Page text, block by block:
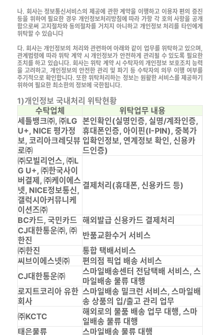
나. 회사는 정보통신서비스의 제공에 관한 계약을 이행하고 이용자 편의 증진
등을 위하여 필요한 경우 개인정보처리방침에 따라 가항 각 호의 사항을 공개
함으로써 고지절차와 동의절차를 거치지 아니하고 개인정보 처리를 타인에게
위탁할 수 있습니다
다. 회사는 개인정보의 처리와 관련하여 아래와 같이 업무를 위탁하고 있으며,
관계법령에 따라 위탁 계약 시 개인정보가 안전하게 관리될 수 있도록 필요한
조치를 하고 있습니다. 회사는 위탁 계약 시 수탁자의 개인정보 보호조치 능력
을 고려하고, 개인정보의 안전한 관리 및 파기 등 수탁자의 의무 이행 여부를
주기적으로 확인합니다. 또한 위탁처리하는 정보는 원활한 서비스를 제공하기
위하여 필요한 최소한의 정보에 국한됩니다.
1)개인정보 국내처리 위탁현황
수탁업체
위탁업무 내용
세틀뱅크㈜, ㈜LG
U+, NICE 평가정
보, 코리아크레딧뷰
로㈜
본인확인(실명인증, 실명/계좌인증,
휴대폰인증, 아이핀(I-PIN), 중복가
입확인정보, 연계정보 확인, 신용카
드인증)
㈜모빌리언스, ㈜L
G U+, ㈜한국사이
버결제, ㈜케이에스
넷, NICE정보통신,
갤럭시아커뮤니케
이션즈㈜
결제처리(휴대폰, 신용카드 등)
BC카드, 국민카드 해외발급 신용카드 결제처리
CJ대한통운㈜, ㈜
한진
반품교환수거 서비스
㈜한진
통합 택배서비스
씨브이에스넷㈜
편의점 픽업 배송 서비스
CJ대한통운㈜
스마일배송센터 전담택배 서비스, 스
마일배송 물류 대행
로지트코리아 유한
회사
스마일배송 밀크런 서비스, 스마일배
송 상품의 입/출고 관리 업무
㈜KCTC
해외로의 물품 배송 업무 대행, 스마
일배송 물류 대행
태은물류
스마일배송 물류 대행